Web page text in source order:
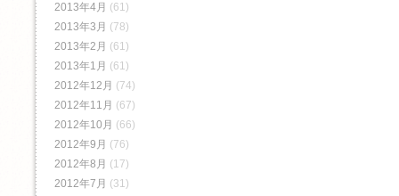
2013年4月 (61)
2013年3月 (78)
2013年2月 (61)
2013年1月 (61)
2012年12月 (74)
2012年11月 (67)
2012年10月 (66)
2012年9月 (76)
2012年8月 (17)
2012年7月 (31)